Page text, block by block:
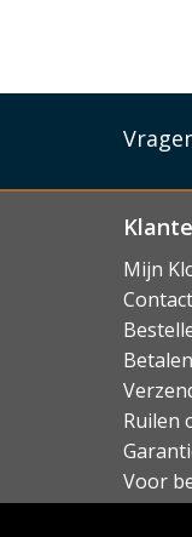
Mijn
Contact
Betalen
Ruilen
Voor
Over